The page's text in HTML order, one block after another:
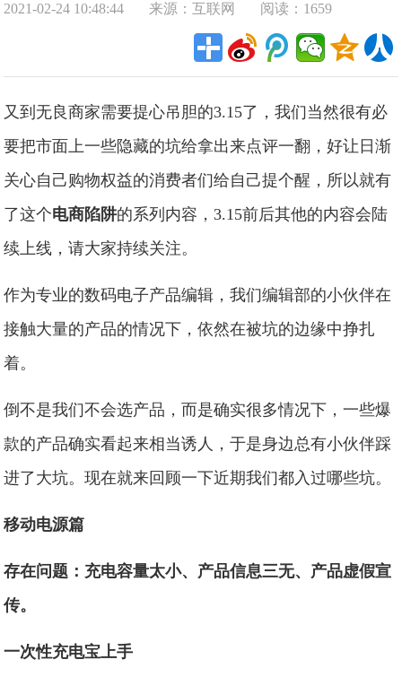
机都会翻车的手机配件!
2021-02-24 10:48:44 来源：互联网 阅读：1659
又到无良商家需要提心吊胆的3.15了，我们当然很有必
要把市面上一些隐藏的坑给拿出来点评一翻，好让日渐
关心自己购物权益的消费者们给自己提个醒，所以就有
了这个电商陷阱的系列内容，3.15前后其他的内容会陆
续上线，请大家持续关注。
作为专业的数码电子产品编辑，我们编辑部的小伙伴在
接触大量的产品的情况下，依然在被坑的边缘中挣扎
着。
倒不是我们不会选产品，而是确实很多情况下，一些爆
款的产品确实看起来相当诱人，于是身边总有小伙伴踩
进了大坑。现在就来回顾一下近期我们都入过哪些坑。
移动电源篇
存在问题：充电容量太小、产品信息三无、产品虚假宣
传。
一次性充电宝上手